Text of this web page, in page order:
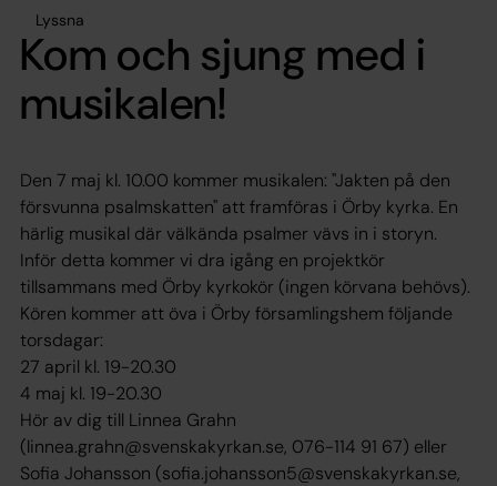
Lyssna
Kom och sjung med i
musikalen!
Den 7 maj kl. 10.00 kommer musikalen: "Jakten på den
försvunna psalmskatten" att framföras i Örby kyrka. En
härlig musikal där välkända psalmer vävs in i storyn.
Inför detta kommer vi dra igång en projektkör
tillsammans med Örby kyrkokör (ingen körvana behövs).
Kören kommer att öva i Örby församlingshem följande
torsdagar:
27 april kl. 19-20.30
4 maj kl. 19-20.30
Hör av dig till Linnea Grahn
(linnea.grahn@svenskakyrkan.se, 076-114 91 67) eller
Sofia Johansson (sofia.johansson5@svenskakyrkan.se,